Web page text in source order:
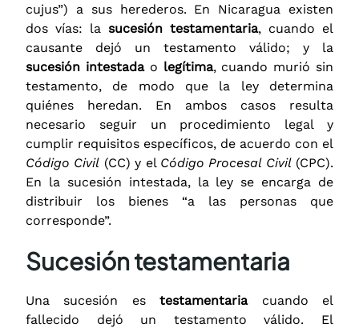
cujus”) a sus herederos. En Nicaragua existen
dos vías: la sucesión testamentaria, cuando el
causante dejó un testamento válido; y la
sucesión intestadao legítima, cuando murió sin
testamento, de modo que la ley determina
quiénes heredan. En ambos casos resulta
necesario seguir un procedimiento legal y
cumplir requisitos específicos, de acuerdo con el
Código Civil (CC) y el Código Procesal Civil(CPC).
En la sucesión intestada, la ley se encarga de
distribuir los bienes “a las personas que
corresponde”.
Sucesión testamentaria
Una sucesión estestamentariacuando el
fallecido dejó un testamento válido. El